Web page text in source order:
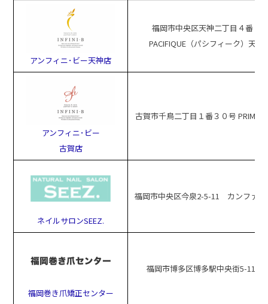
アンフィニ･ビー天神店
福岡市中央区天神二丁目４番１
PACIFIQUE（パシフィーク）天神
アンフィニ･ビー
古賀店
古賀市千鳥二丁目１番３０号 PRIMO
ネイルサロンSEEZ.
福岡市中央区今泉2-5-11 カンファー
福岡巻き爪矯正センター
福岡市博多区博多駅中央街5-11 5